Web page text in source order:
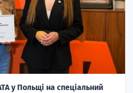
у Польщі на спеціальний